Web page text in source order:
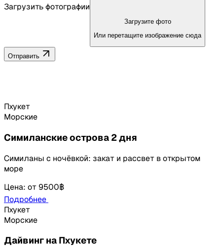
Загрузить фотографии
Загрузите фото
Или перетащите изображение сюда
Отправить
Пхукет
Морские
Симиланские острова 2 дня
Симиланы с ночёвкой: закат и рассвет в открытом
море
Цена: от 9500฿
Подробнее
Пхукет
Морские
Дайвинг на Пхукете